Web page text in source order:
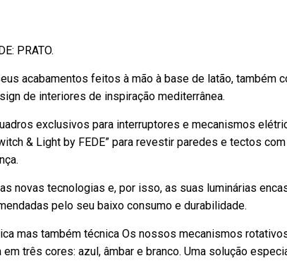
PRATO.
acabamentos feitos à mão à base de latão, também
de interiores de inspiração mediterrânea.
exclusivos para interruptores e mecanismos
& Light by FEDE” para revestir paredes e tectos
novas tecnologias e, por isso, as suas luminárias
pelo seu baixo consumo e durabilidade.
mas também técnica Os nossos mecanismos
três cores: azul, âmbar e branco. Uma solução